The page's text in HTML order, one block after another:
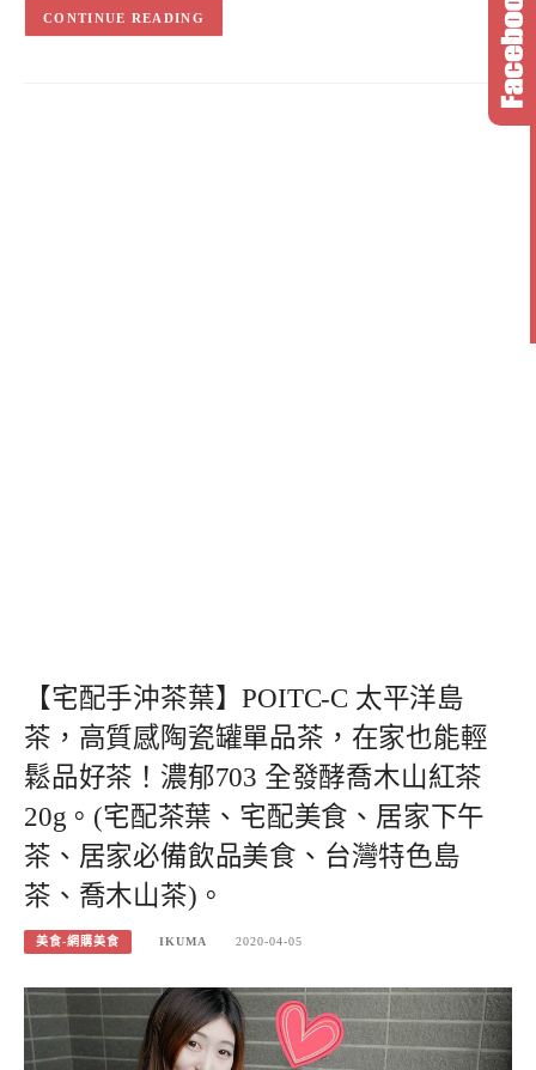
CONTINUE READING
【宅配手沖茶葉】POITC-C 太平洋島
茶，高質感陶瓷罐單品茶，在家也能輕
鬆品好茶！濃郁703 全發酵喬木山紅茶
20g。(宅配茶葉、宅配美食、居家下午
茶、居家必備飲品美食、台灣特色島
茶、喬木山茶)。
美食-網購美食 IKUMA 2020-04-05